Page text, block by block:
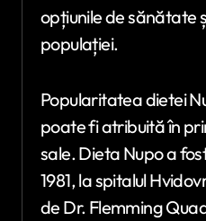
opțiunile de sănătate
populației.
Popularitatea dietei
poate fi atribuită în
sale. Dieta Nupo a
1981, la spitalul
de Dr. Flemming